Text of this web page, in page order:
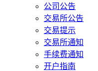
公司公告
交易所公告
交易提示
交易所通知
手续费通知
开户指南